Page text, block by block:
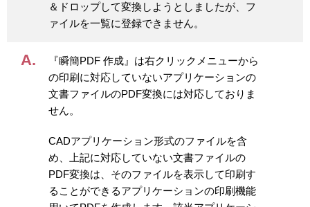
＆ドロップして変換しようとしましたが、フ
ァイルを一覧に登録できません。
『瞬簡PDF 作成』は右クリックメニューから
の印刷に対応していないアプリケーションの
文書ファイルのPDF変換には対応しておりま
せん。
CADアプリケーション形式のファイルを含
め、上記に対応していない文書ファイルの
PDF変換は、そのファイルを表示して印刷す
ることができるアプリケーションの印刷機能